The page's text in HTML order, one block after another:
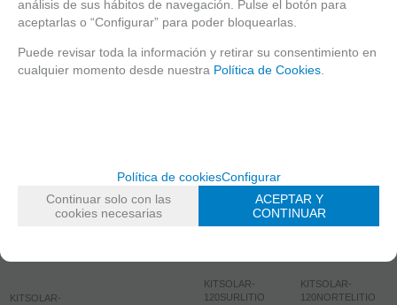
KITSOLAR-
KITSOLAR-
120SURLITIO
KITSOLAR-
120NORTELITIO
análisis de sus hábitos de navegación. Pulse el botón para
aceptarlas o “Configurar” para poder bloquearlas.
Puede revisar toda la información y retirar su consentimiento en
cualquier momento desde nuestra Política de Cookies
Política de cookiesConfigurar
Continuar solo con las
cookies necesarias
ACEPTAR Y
CONTINUAR